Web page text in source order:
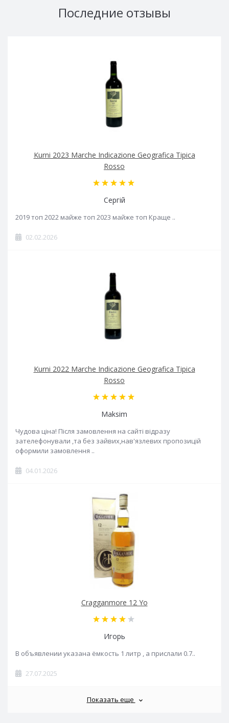
Последние отзывы
Kurni 2023 Marche Indicazione Geografica Tipica
Rosso
Сергій
2019 топ 2022 майже топ 2023 майже топ Краще ..
02.02.2026
Kurni 2022 Marche Indicazione Geografica Tipica
Rosso
Maksim
Чудова ціна! Після замовлення на сайті відразу
зателефонували ,та без зайвих,нав'язлевих пропозицій
оформили замовлення ..
04.01.2026
Cragganmore 12 Yo
Игорь
В объявлении указана ёмкость 1 литр , а прислали 0.7..
27.07.2025
Показать еще